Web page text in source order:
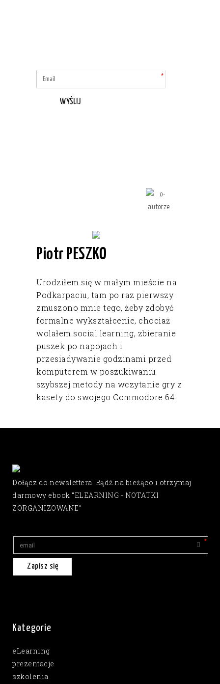
WYŚLIJ
Piotr PESZKO
Urodziłem się w małym mieście na
Podkarpaciu, tam po raz pierwszy
zmuszono mnie tego, żeby zdobyć
formalne wykształcenie, chociaż
wolałem social learning, zbieranie
puszek po napojach i
przesiadywanie godzinami przed
komputerem w poszukiwaniu
szybszej metody na wczytanie gry z
kasety do swojego Commodore 64.
Dołącz do newslettera. Bądź na bieżąco i otrzymaj
darmowy ebook “ELEARNING - NOTATKI
ZORGANIZOWANE”
Zapisz się
Kategorie
eLearning
prezentacje
szkolenia